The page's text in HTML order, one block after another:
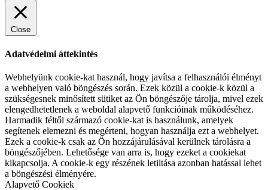
Close
Adatvédelmi áttekintés
Webhelyünk cookie-kat használ, hogy javítsa a felhasználói élményt
a webhelyen való böngészés során. Ezek közül a cookie-k közül a
szükségesnek minősített sütiket az Ön böngészője tárolja, mivel ezek
elengedhetetlenek a weboldal alapvető funkcióinak működéséhez.
Harmadik féltől származó cookie-kat is használunk, amelyek
segítenek elemezni és megérteni, hogyan használja ezt a webhelyet.
Ezek a cookie-k csak az Ön hozzájárulásával kerülnek tárolásra a
böngészőjében. Lehetősége van arra is, hogy ezeket a cookiekat
kikapcsolja. A cookie-k egy részének letiltása azonban hatással lehet
a böngészési élményére.
Alapvető Cookiek